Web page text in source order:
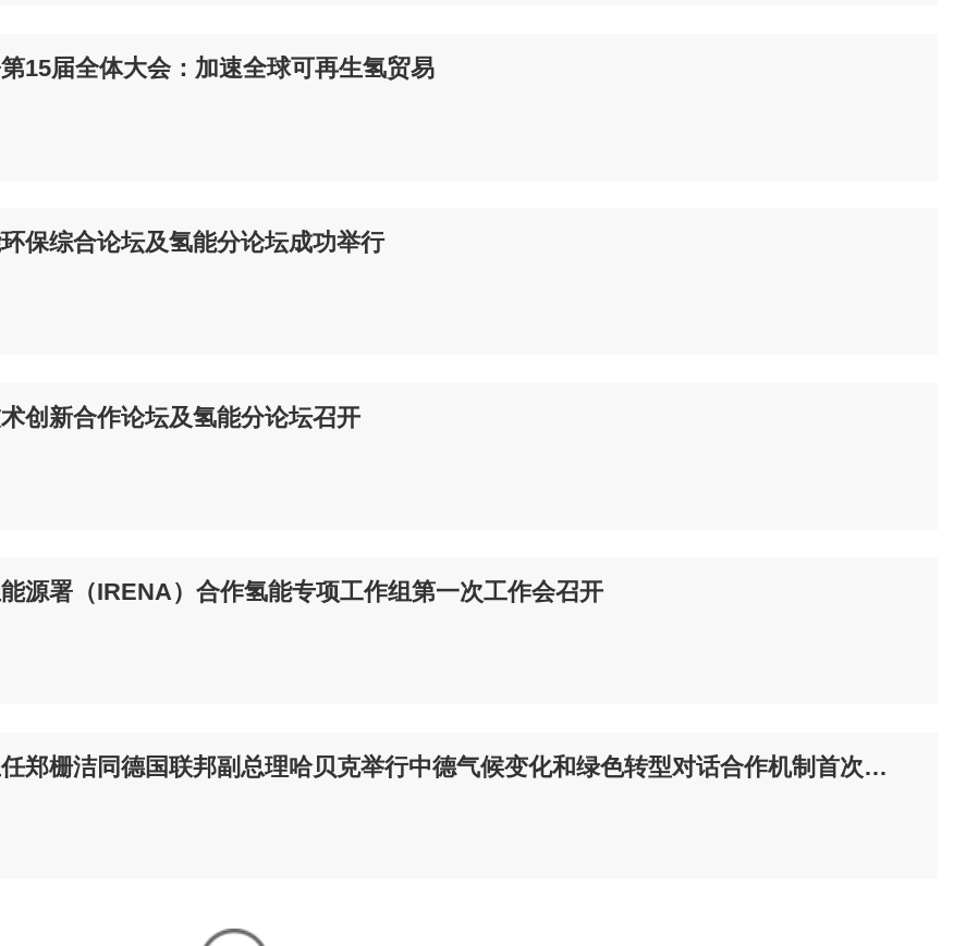
15届全体大会：加速全球可再生氢贸易
保综合论坛及氢能分论坛成功举行
创新合作论坛及氢能分论坛召开
源署（IRENA）合作氢能专项工作组第一次工作会召开
国家发展改革委主任郑栅洁同德国联邦副总理哈贝克举行中德气候变化和绿色转型对话合作机制首次高级别对话